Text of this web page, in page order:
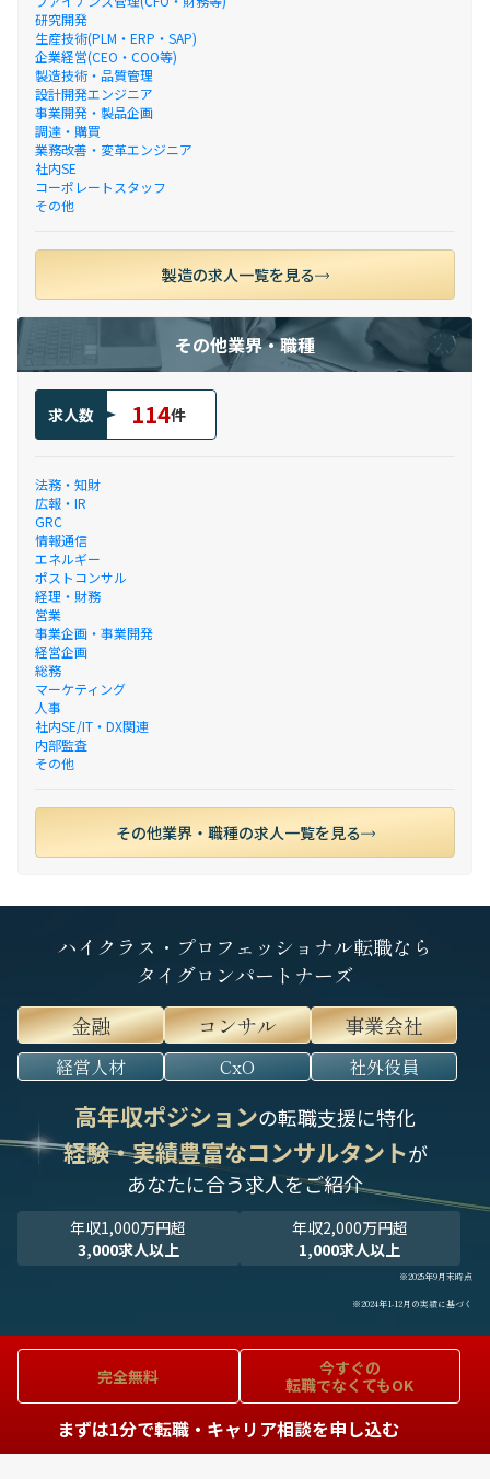
研究開発
生産技術(PLM・ERP・SAP)
企業経営(CEO・COO等)
製造技術・品質管理
設計開発エンジニア
事業開発・製品企画
調達・購買
業務改善・変革エンジニア
社内SE
コーポレートスタッフ
その他
製造の求人一覧を見る
その他業界・職種
求人数 114件
法務・知財
広報・IR
GRC
情報通信
エネルギー
ポストコンサル
経理・財務
営業
事業企画・事業開発
経営企画
総務
マーケティング
人事
社内SE/IT・DX関連
内部監査
その他
その他業界・職種の求人一覧を見る
ハイクラス・プロフェッショナル転職なら
タイグロンパートナーズ
金融
コンサル 事業会社
経営人材 CxO 社外役員
高年収ポジションの転職支援に特化
経験・実績豊富なコンサルタントが
あなたに合う求人をご紹介
年収1,000万円超
3,000求人以上
年収2,000万円超
1,000求人以上
※2025年9月末時点
※2024年1-12月の実績に基づく
完全無料
今すぐの
転職でなくてもOK
まずは1分で転職・キャリア相談を申し込む